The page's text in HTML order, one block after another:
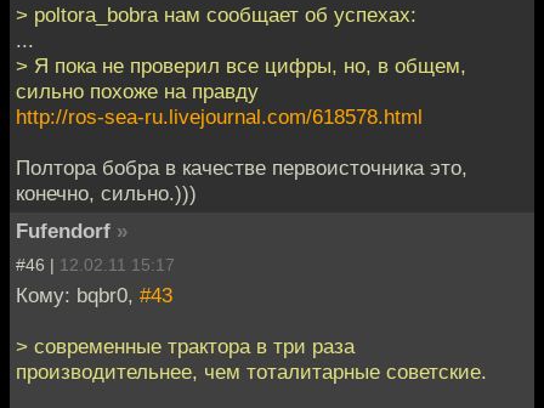
> poltora_bobra нам сообщает об успехах:
...
> Я пока не проверил все цифры, но, в общем,
сильно похоже на правду
http://ros-sea-ru.livejournal.com/618578.html
Полтора бобра в качестве первоисточника это,
конечно, сильно.)))
Fufendorf »
#46 | 12.02.11 15:17
Кому: bqbr0, #43
> современные трактора в три раза
производительнее, чем тоталитарные советские.